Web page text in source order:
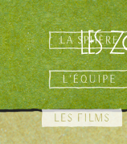
Aller
au
contenu
principal